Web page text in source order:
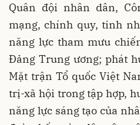
Quân đội nhân dân,
mạng, chính quy, tinh
năng lực tham mưu
Đảng Trung ương; phát
Mặt trận Tổ quốc Việt
trị-xã hội trong tập hợp,
năng lực sáng tạo của